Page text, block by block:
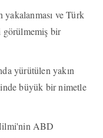
yakalanması ve Türk
görülmemiş bir
yürütülen yakın
büyük bir nimetle
ABD